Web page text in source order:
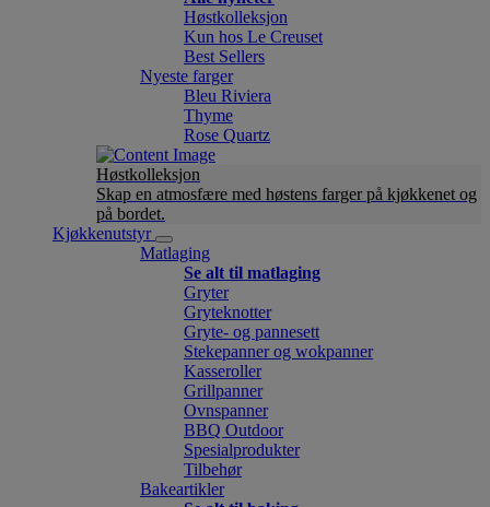
Høstkolleksjon
Kun hos Le Creuset
Best Sellers
Nyeste farger
Bleu Riviera
Thyme
Rose Quartz
Høstkolleksjon
Skap en atmosfære med høstens farger på kjøkkenet og
på bordet.
Kjøkkenutstyr
Matlaging
Se alt til matlaging
Gryter
Gryteknotter
Gryte- og pannesett
Stekepanner og wokpanner
Kasseroller
Grillpanner
Ovnspanner
BBQ Outdoor
Spesialprodukter
Tilbehør
Bakeartikler